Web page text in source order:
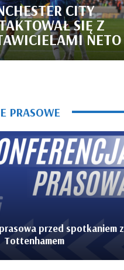
CITY
SIĘ Z
NETO
PRASOWE
przed spotkaniem z
Tottenhamem